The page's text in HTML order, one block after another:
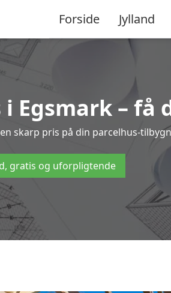
Forside Jylland
– få
skarp pris på din parcelhus-
gratis og uforpligtende